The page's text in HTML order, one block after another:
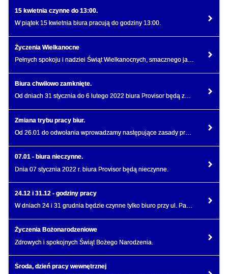
15 kwietnia czynne do 13:00.
W piątek 15 kwietnia biura pracują do godziny 13:00.
Życzenia Wielkanocne
Pełnych spokoju i nadziei Świąt Wielkanocnych, smacznego jajka i mokrego śmigusa dyngusa.
Biura chwilowo zamknięte.
Od dniach 31 stycznia do 6 lutego 2022 biura Provisor będą zamknięte dla interesantów.
Zmiana trybu pracy biur.
Od 26.01 do odwołania wprowadzamy następujące zasady pracy na dyżurach obiektowych w biurach
07.01 - biura nieczynne.
Dnia 07 stycznia 2022 r. biura Provisor będą nieczynne.
24.12 i 31.12 - godziny pracy
W dniach 24 i 31 grudnia będzie czynne tylko biuro przy ul. Pańskiej 98 w godzinach 8.00-13.00.
Życzenia Bożonarodzeniowe
Zdrowych i spokojnych Świąt Bożego Narodzenia.
Środa, dzień pracy wewnętrznej